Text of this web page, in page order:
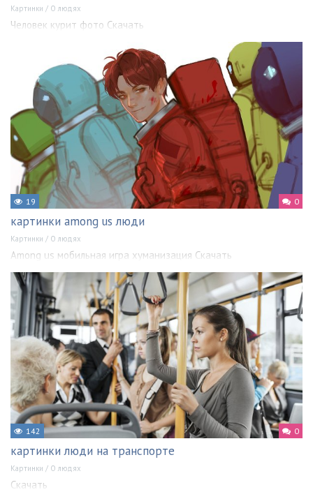
Картинки / О людях
Человек курит фото Скачать
19 0
картинки among us люди
Картинки / О людях
Among us мобильная игра хуманизация Скачать
142 0
картинки люди на транспорте
Картинки / О людях
Скачать